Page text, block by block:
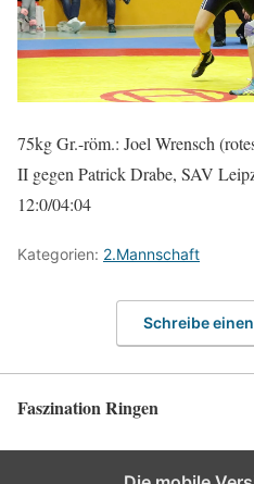
75kg Gr.-röm.: Joel Wrensch
II gegen Patrick Drabe, SAV
12:0/04:04
Kategorien: 2.Mannschaft
Schreibe
Faszination Ringen